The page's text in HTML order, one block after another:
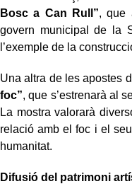
Bosc a Can Rull”, que
govern municipal de la
l’exemple de la
Una altra de les apostes
foc”, que s’estrenarà al
La mostra valorarà
relació amb el foc i el
humanitat.
Difusió del patrimoni